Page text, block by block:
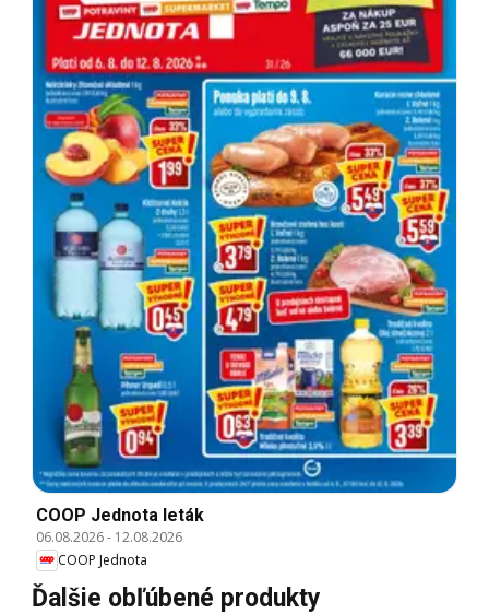
COOP Jednota leták
06.08.2026- 12.08.2026
COOP Jednota
Ďalšie obľúbené produkty